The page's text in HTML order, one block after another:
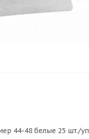
44-48 белые 25 шт./